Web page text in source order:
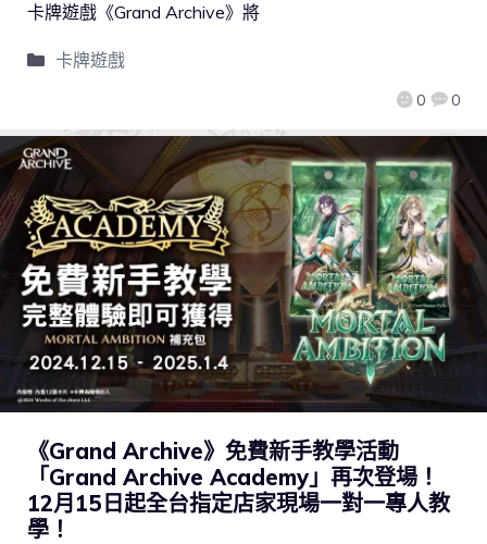
0 0
卡牌遊戲《Grand Archive》將
卡牌遊戲
《Grand Archive》免費新手教學活動
「Grand Archive Academy」再次登場！
12月15日起全台指定店家現場一對一專人教
學！